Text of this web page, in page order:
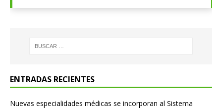
ENTRADAS RECIENTES
Nuevas especialidades médicas se incorporan al Sistema